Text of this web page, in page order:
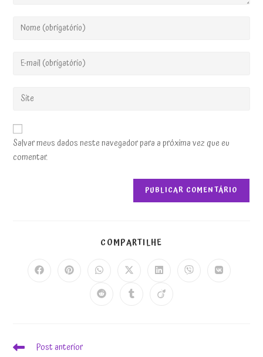
Salvar meus dados neste navegador para a próxima vez que eu
comentar.
COMPARTILHE
Post anterior